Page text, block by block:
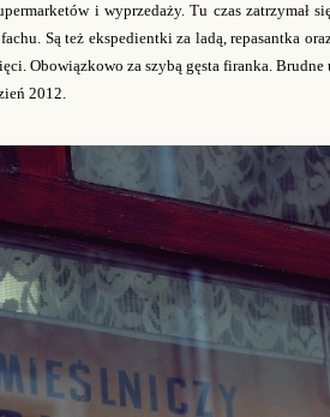
i wyprzedaży. Tu czas zatrzymał
Są też ekspedientki za ladą, repasantka
Obowiązkowo za szybą gęsta firanka. Brudne
2012.